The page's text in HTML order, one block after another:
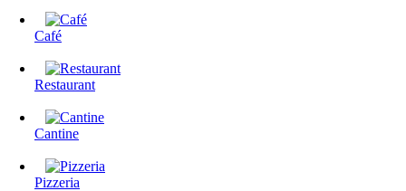
Café
Restaurant
Cantine
Pizzeria